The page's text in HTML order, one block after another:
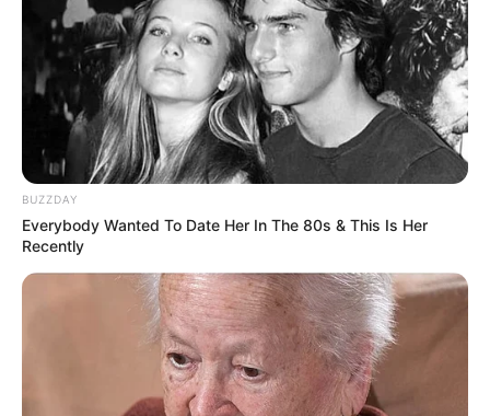
eine fast mannshohe Eisenbahn, eine
Schiffschaukel, ein Hoz-Motorrad mit Beiwagen und
Traktoren, ziehen jeden Besucher in Ihren Bann.
Informationen unterwww.puppenmuseum-rudolstad
t.de
. Eingetragen von Erika Ringler.
Flößereimuseum Uhlstädt - Im Flößereimuseum
Uhlstädt wird Wissenswertes zur Langholzflößerei
auf der Thüringischen Saale vermittelt. Sehr großen
Zuspruch erhält immer wieder das erlebenswerte
Flößerfest, welches alle 2 Jahre zu Pfingsten
durchgeführt wird (in den ungeraden Jahren).
Informationen unterwww.floesserverein-uhlstaedt.co
. Eingetragen von UKN.
Bad Blankenburg Fröbelmuseum - Als lebendiger
BUZZDAY
Everybody Wanted To Date Her In The 80s & This Is Her
Recently